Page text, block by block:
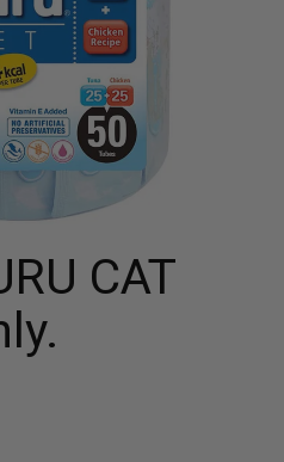
CAT